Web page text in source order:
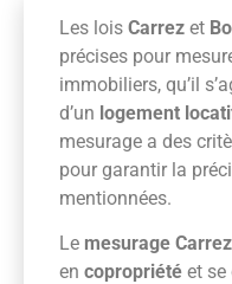
Les lois Carrez et
précises pour
immobiliers, qu’il
d’un logement
mesurage a des
pour garantir la
mentionnées.
Le mesurage Carrez
en copropriété et se